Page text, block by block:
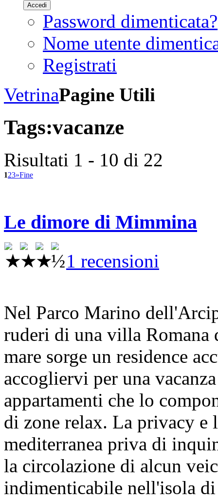
Accedi
Password dimenticata?
Nome utente
Registrati
VetrinaPagine Utili
Tags:vacanze
Risultati 1 - 10 di 22
123»Fine
Le dimore di Mimmina
1 recensioni
Nel Parco Marino
ruderi di una villa Romana
mare sorge un residence
accogliervi per una
appartamenti che lo
di zone relax. La privacy e
mediterranea priva di
la circolazione di alcun
indimenticabile nell'isola